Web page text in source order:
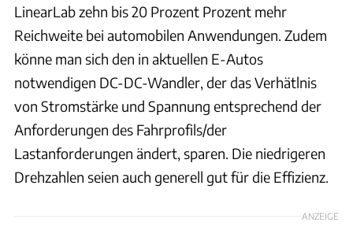
LinearLab zehn bis 20 Prozent Prozent mehr
Reichweite bei automobilen Anwendungen. Zudem
könne man sich den in aktuellen E-Autos
notwendigen DC-DC-Wandler, der das Verhätlnis
von Stromstärke und Spannung entsprechend der
Anforderungen des Fahrprofils/der
Lastanforderungen ändert, sparen. Die niedrigeren
Drehzahlen seien auch generell gut für die Effizienz.
ANZEIGE